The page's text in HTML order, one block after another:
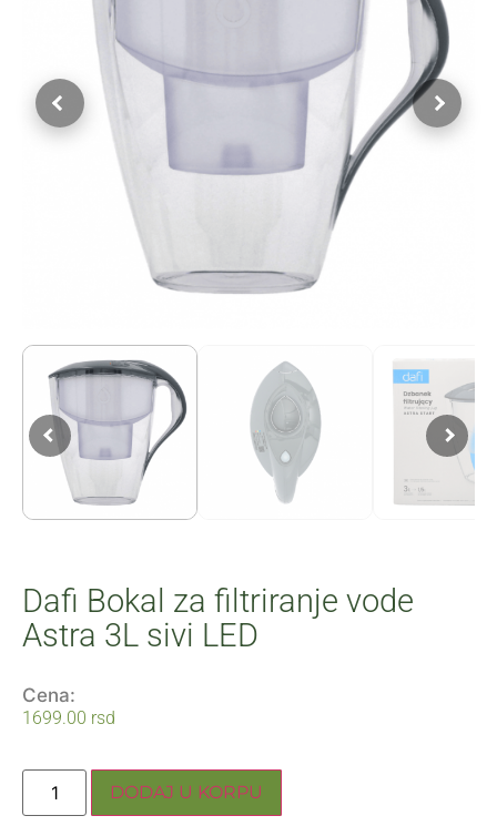
Dafi Bokal za filtriranje vode
Astra 3L sivi LED
Cena:
1699.00 rsd
DODAJ U KORPU